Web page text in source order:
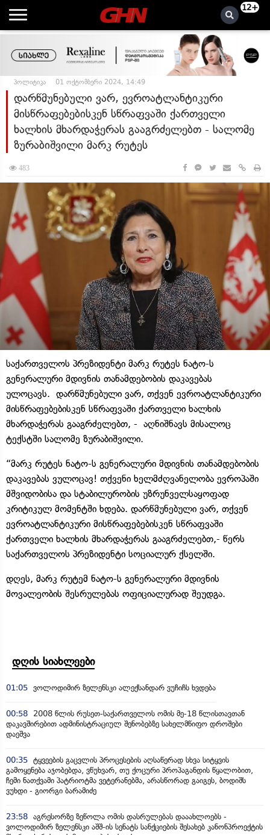
12+
პოლიტიკა 01 ოქტომბერი 2024, 14:49
დარწმუნებული ვარ, ევროატლანტიკური
მისწრაფებებისკენ სწრაფვაში ქართველი
ხალხის მხარდაჭერას გააგრძელებთ - სალომე
ზურაბიშვილი მარკ რუტეს
483
საქართველოს პრეზიდენტი მარკ რუტეს ნატო-ს
გენერალური მდივნის თანამდებობის დაკავებას
ულოცავს. დარწმუნებული ვარ, თქვენ ევროატლანტიკური
მისწრაფებებისკენ სწრაფვაში ქართველი ხალხის
მხარდაჭერას გააგრძელებთ, - აღნიშნავს მისალოც
ტექსტში სალომე ზურაბიშვილი.
“მარკ რუტეს ნატო-ს გენერალური მდივნის თანამდებობის
დაკავებას ვულოცავ! თქვენი ხელმძღვანელობა ევროპაში
მშვიდობისა და სტაბილურობის უზრუნველსაყოფად
კრიტიკულ მომენტში ხდება. დარწმუნებული ვარ, თქვენ
ევროატლანტიკური მისწრაფებებისკენ სწრაფვაში
ქართველი ხალხის მხარდაჭერას გააგრძელებთ,- წერს
საქართველოს პრეზიდენტი სოციალურ ქსელში.
დღეს, მარკ რუტემ ნატო-ს გენერალური მდივნის
მოვალეობის შესრულებას ოფიციალურად შეუდგა.
დღის სიახლეები
01:05 ვოლოდიმირ ზელენსკი ალექსანდარ ვუჩიჩს ხვდება
00:58
2008 წლის რუსეთ-საქართველოს ომის მე-18 წლისთავთან
დაკავშირებით ადმინისტრაციულ შენობებზე სახელმწიფო დროშები
დაეშვა
00:35 ტყვეების გაცვლის პროცესების აღსაწერად სხვა სიტყვის
გამოყენება აჯობებდა, ვწუხვარ, თუ ქოცური პროპაგანდის წყალობით,
ჩემი ნათქვამი პატრიოტმა ვეტერანებმა, არასწორად გაიგეს, ბოდიშს
ვუხდი - გიორგი ბარამიძე
23:58 აგრესორზე ზეწოლა ომის დასრულებას დააახლოებს -
ვოლოდიმირ ზელენსკი აშშ-ის სენატს სანქციების შესახებ კანონპროექტის